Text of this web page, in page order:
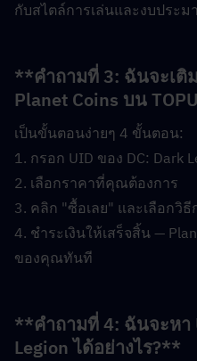
กับสไตล์การเล่นและงบประ
**คำถามที่ 3: ฉันจะเติ
Planet Coins บน
เป็นขั้นตอนง่ายๆ 4 ขั้นตอน:
1. กรอก UID ของ DC: Dark
2. เลือกราคาที่คุณต้องการ
3. คลิก "ซื้อเลย" และเลือกวิ
4. ชำระเงินให้เสร็จสิ้น —
ของคุณทันที
**คำถามที่ 4: ฉันจะหา
Legion ได้อย่างไร?**